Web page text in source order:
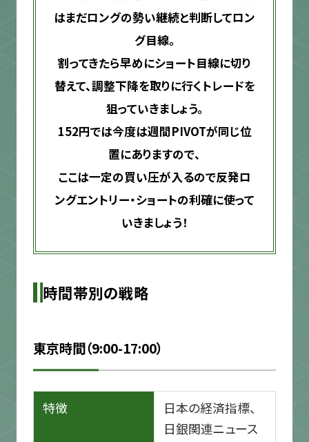
はまだロングの勢い継続と判断してロン
グ目線。
割ってきたら早めにショート目線に切り
替えて、調整下降を取りに行くトレードを
狙っていきましょう。
152円では今度は週間PIVOTが同じ位
置にありますので、
ここは一定の買い圧が入るので反発ロ
ングエントリー・ショートの利確に使って
いきましょう！
時間帯別の戦略
東京時間（9:00-17:00）
特徴
日本の経済指標、
日銀関連ニュース